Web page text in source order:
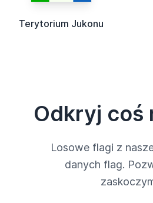
Terytorium Jukonu
Odkryj coś
Losowe flagi z
danych flag.